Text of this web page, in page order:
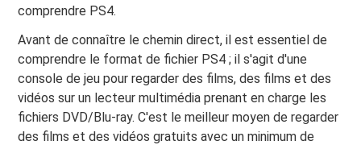
comprendre PS4.
Avant de connaître le chemin direct, il est essentiel de
comprendre le format de fichier PS4 ; il s'agit d'une
console de jeu pour regarder des films, des films et des
vidéos sur un lecteur multimédia prenant en charge les
fichiers DVD/Blu-ray. C'est le meilleur moyen de regarder
des films et des vidéos gratuits avec un minimum de